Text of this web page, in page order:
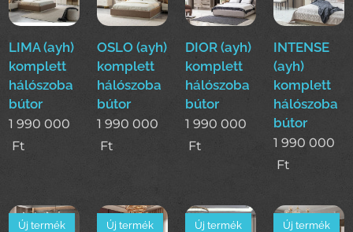
LIMA (ayh)
komplett
hálószoba
bútor
1 990 000
Ft
OSLO (ayh)
komplett
hálószoba
bútor
1 990 000
Ft
DIOR (ayh)
komplett
hálószoba
bútor
1 990 000
Ft
INTENSE
(ayh)
komplett
hálószoba
bútor
1 990 000
Ft
Új termék Új termék Új termék Új termék